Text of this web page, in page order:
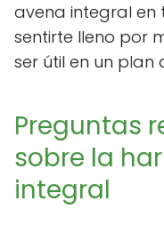
avena integral
sentirte lleno por
ser útil en un plan
Preguntas
sobre la
integral